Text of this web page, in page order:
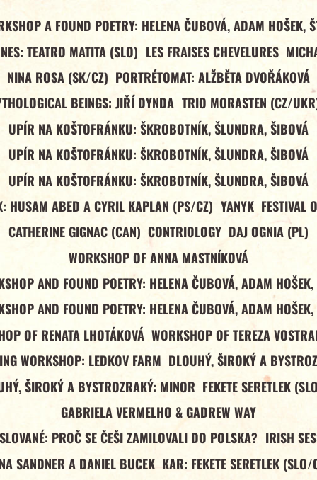
A FOUND POETRY: HELENA ČUBOVÁ, ADAM HOŠEK,
TEATRO MATITA (SLO) LES FRAISES CHEVELURES
NINA ROSA (SK/CZ) PORTRÉTOMAT: ALŽBĚTA DVOŘÁKOVÁ
BEINGS: JIŘÍ DYNDA TRIO MORASTEN (CZ/
UPÍR NA KOŠTOFRÁNKU: ŠKROBOTNÍK, ŠLUNDRA, ŠIBOVÁ
UPÍR NA KOŠTOFRÁNKU: ŠKROBOTNÍK, ŠLUNDRA, ŠIBOVÁ
UPÍR NA KOŠTOFRÁNKU: ŠKROBOTNÍK, ŠLUNDRA, ŠIBOVÁ
HUSAM ABED A CYRIL KAPLAN (PS/CZ) YANYK FESTIVAL
CATHERINE GIGNAC (CAN) CONTRIOLOGY DAJ OGNIA (PL)
WORKSHOP OF ANNA MASTNÍKOVÁ
AND FOUND POETRY: HELENA ČUBOVÁ, ADAM
AND FOUND POETRY: HELENA ČUBOVÁ, ADAM
OF RENATA LHOTÁKOVÁ WORKSHOP OF TEREZA
WORKSHOP: LEDKOV FARM DLOUHÝ, ŠIROKÝ A
ŠIROKÝ A BYSTROZRAKÝ: MINOR FEKETE SERETLEK
GABRIELA VERMELHO & GADREW WAY
PROČ SE ČEŠI ZAMILOVALI DO POLSKA? IRISH
SANDNER A DANIEL BUCEK KAR: FEKETE SERETLEK (SLO/